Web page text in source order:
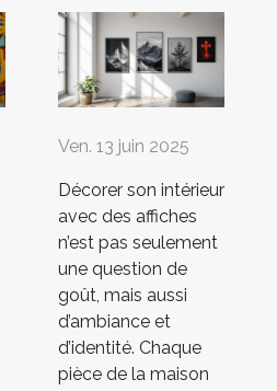
Ven. 13 juin 2025
Décorer son intérieur
avec des affiches
n’est pas seulement
une question de
goût, mais aussi
d’ambiance et
d’identité. Chaque
pièce de la maison